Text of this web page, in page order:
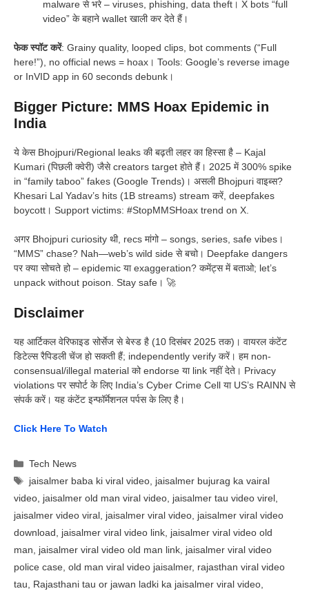
malware से भरे – viruses, phishing, data theft। X bots “full
video” के बहाने wallet खाली कर देते हैं।
फेक स्पॉट करें: Grainy quality, looped clips, bot comments (“Full
here!”), no official news = hoax। Tools: Google’s reverse image
or InVID app in 60 seconds debunk।
Bigger Picture: MMS Hoax Epidemic in
India
ये केस Bhojpuri/Regional leaks की बढ़ती लहर का हिस्सा है – Kajal
Kumari (पिछली क्वेरी) जैसे creators target होते हैं। 2025 में 300% spike
in “family taboo” fakes (Google Trends)। असली Bhojpuri वाइब्स?
Khesari Lal Yadav’s hits (1B streams) stream करें, deepfakes
boycott। Support victims: #StopMMSHoax trend on X.
अगर Bhojpuri curiosity थी, recs मांगो – songs, series, safe vibes।
“MMS” chase? Nah—web’s wild side से बचो। Deepfake dangers
पर क्या सोचते हो – epidemic या exaggeration? कमेंट्स में बताओ; let’s
unpack without poison. Stay safe। 🚀
Disclaimer
यह आर्टिकल वेरिफाइड सोर्सेज से बेस्ड है (10 दिसंबर 2025 तक)। वायरल कंटेंट
डिटेल्स रैपिडली चेंज हो सकती हैं; independently verify करें। हम non-
consensual/illegal material को endorse या link नहीं देते। Privacy
violations पर सपोर्ट के लिए India’s Cyber Crime Cell या US’s RAINN से
संपर्क करें। यह कंटेंट इन्फॉर्मेशनल पर्पस के लिए है।
Click Here To Watch
Categories
Tech News
Tags
jaisalmer baba ki viral video, jaisalmer bujurag ka vairal
video, jaisalmer old man viral video, jaisalmer tau video virel,
jaisalmer video viral, jaisalmer viral video, jaisalmer viral video
download, jaisalmer viral video link, jaisalmer viral video old
man, jaisalmer viral video old man link, jaisalmer viral video
police case, old man viral video jaisalmer, rajasthan viral video
tau, Rajasthani tau or jawan ladki ka jaisalmer viral video,